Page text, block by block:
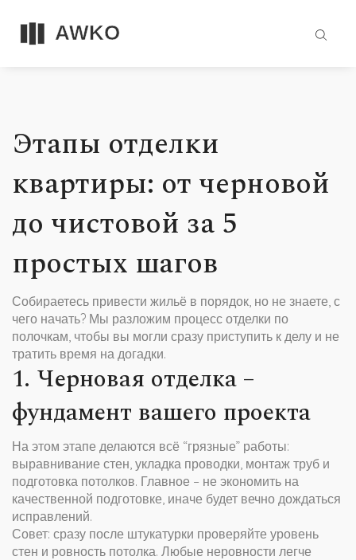
Этапы отделки
квартиры: от черновой
до чистовой за 5
простых шагов
Собираетесь привести жильё в порядок, но не знаете, с
чего начать? Мы разложим процесс отделки по
полочкам, чтобы вы могли сразу приступить к делу и не
тратить время на догадки.
1. Черновая отделка –
фундамент вашего проекта
На этом этапе делаются всё “грязные” работы:
выравнивание стен, укладка проводки, монтаж труб и
подготовка потолков. Главное – не экономить на
качественной подготовке, иначе будет вечно дождаться
исправлений.
Совет: сразу после штукатурки проверяйте уровень
стен и ровность потолка. Любые неровности легче